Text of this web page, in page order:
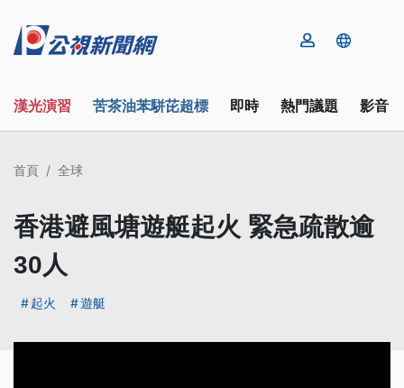
漢光演習 苦茶油苯駢芘超標 即時 熱門議題 影音
首頁 全球
香港避風塘遊艇起火 緊急疏散逾
30人
起火 遊艇